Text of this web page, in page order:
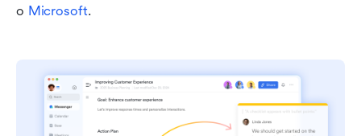
o Microsoft.